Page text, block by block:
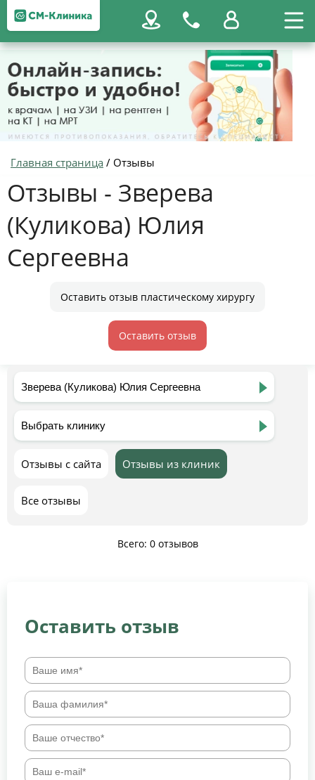
Главная страница / Отзывы
Отзывы - Зверева
(Куликова) Юлия
Сергеевна
Оставить отзыв пластическому хирургу
Оставить отзыв
Отзывы с сайта Отзывы из клиник
Все отзывы
Всего: 0 отзывов
Оставить отзыв